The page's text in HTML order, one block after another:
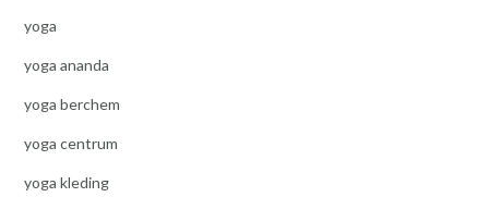
yoga
yoga ananda
yoga berchem
yoga centrum
yoga kleding